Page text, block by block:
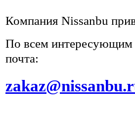
Компания Nissanbu
По всем интересующим
почта: